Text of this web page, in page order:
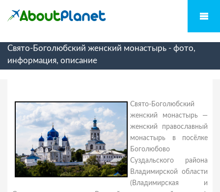
Свято-Боголюбский женский монастырь - фото,
информация, описание
Свято-Боголюбский
женский монастырь —
женский православный
монастырь в посёлке
Боголюбово
Суздальского района
Владимирской области
(Владимирская и